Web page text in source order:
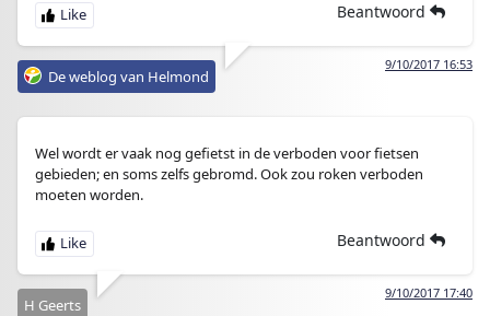
Beantwoord
9/10/2017 16:53
De weblog van Helmond
Wel wordt er vaak nog gefietst in de verboden voor fietsen
gebieden; en soms zelfs gebromd. Ook zou roken verboden
moeten worden.
Beantwoord
9/10/2017 17:40
H Geerts